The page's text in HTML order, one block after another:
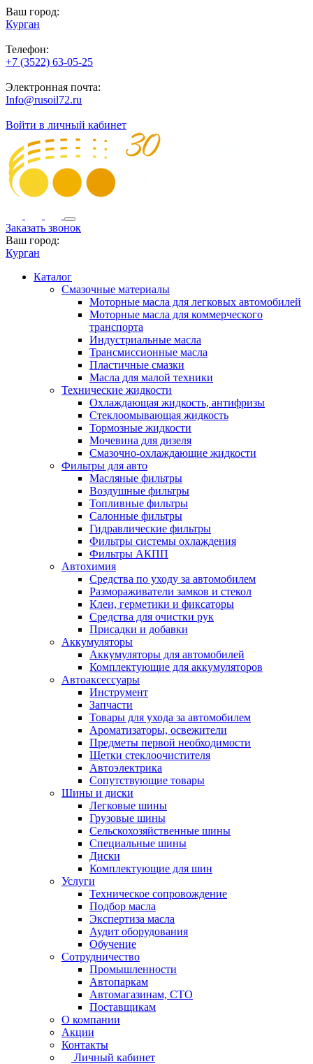
Ваш город:
Курган
Телефон:
+7 (3522) 63-05-25
Электронная почта:
Info@rusoil72.ru
Войти в личный кабинет
Заказать звонок
Ваш город:
Курган
Каталог
Смазочные материалы
Моторные масла для легковых автомобилей
Моторные масла для коммерческого
транспорта
Индустриальные масла
Трансмиссионные масла
Пластичные смазки
Масла для малой техники
Технические жидкости
Охлаждающая жидкость, антифризы
Стеклоомывающая жидкость
Тормозные жидкости
Мочевина для дизеля
Смазочно-охлаждающие жидкости
Фильтры для авто
Масляные фильтры
Воздушные фильтры
Топливные фильтры
Салонные фильтры
Гидравлические фильтры
Фильтры системы охлаждения
Фильтры АКПП
Автохимия
Средства по уходу за автомобилем
Размораживатели замков и стекол
Клеи, герметики и фиксаторы
Средства для очистки рук
Присадки и добавки
Аккумуляторы
Аккумуляторы для автомобилей
Комплектующие для аккумуляторов
Автоаксессуары
Инструмент
Запчасти
Товары для ухода за автомобилем
Ароматизаторы, освежители
Предметы первой необходимости
Щетки стеклоочистителя
Автоэлектрика
Сопутствующие товары
Шины и диски
Легковые шины
Грузовые шины
Сельскохозяйственные шины
Специальные шины
Диски
Комплектующие для шин
Услуги
Техническое сопровождение
Подбор масла
Экспертиза масла
Аудит оборудования
Обучение
Сотрудничество
Промышленности
Автопаркам
Автомагазинам, СТО
Поставщикам
О компании
Акции
Контакты
Личный кабинет